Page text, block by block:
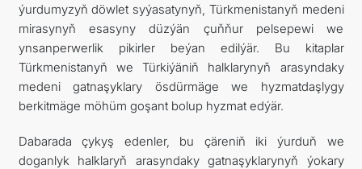
ýurdumyzyň döwlet syýasatynyň, Türkmenistanyň medeni
mirasynyň esasyny düzýän çuňňur pelsepewi we
ynsanperwerlik pikirler beýan edilýär. Bu kitaplar
Türkmenistanyň we Türkiýäniň halklarynyň arasyndaky
medeni gatnaşyklary ösdürmäge we hyzmatdaşlygy
berkitmäge möhüm goşant bolup hyzmat edýär.
Dabarada çykyş edenler, bu çäreniň iki ýurduň we
doganlyk halklaryň arasyndaky gatnaşyklarynyň ýokary